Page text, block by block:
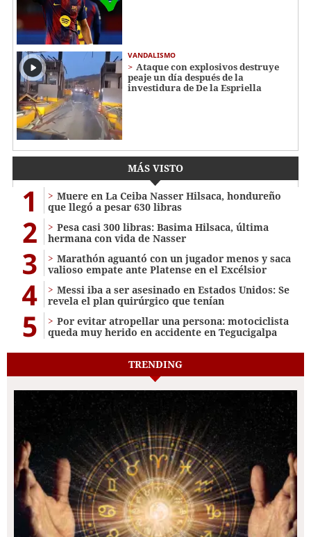
VANDALISMO
Ataque con explosivos destruye
peaje un día después de la
investidura de De la Espriella
MÁS VISTO
1
Muere en La Ceiba Nasser Hilsaca, hondureño
que llegó a pesar 630 libras
2
Pesa casi 300 libras: Basima Hilsaca, última
hermana con vida de Nasser
3
Marathón aguantó con un jugador menos y saca
valioso empate ante Platense en el Excélsior
4
Messi iba a ser asesinado en Estados Unidos: Se
revela el plan quirúrgico que tenían
5
Por evitar atropellar una persona: motociclista
queda muy herido en accidente en Tegucigalpa
TRENDING